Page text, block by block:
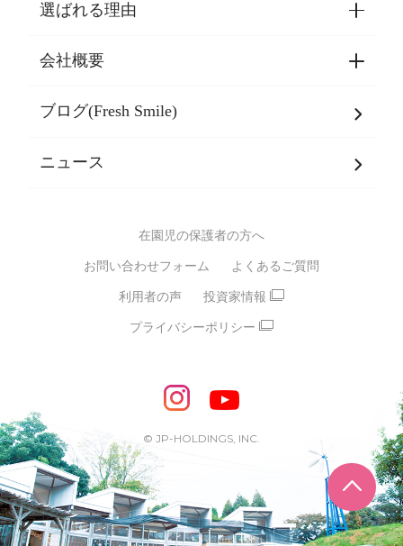
ページ
園見学・ご入園・ご利用手続き
東京都認証保育所空き状況
選ばれる理由
選ばれる理由一覧
乳児期・幼児期・
バイリンガル保育園
スポーツ保育園
モンテッソーリ式保育園
STEAMS保育・学童
えいご
めざせ！バイリンガル！
めざせ！アスリート教室
ピアノ教室♪ ドレミっこ
めざせ!HIPHOPダンサー!
輝け！チアリーダー
会社概要
会社概要
SDGsについて
ブログ(Fresh Smile)
ニュース
在園児の保護者の方へ
お問い合わせフォーム よくあるご質問
利用者の声 投資家情報
プライバシーポリシー
© JP-HOLDINGS, INC.